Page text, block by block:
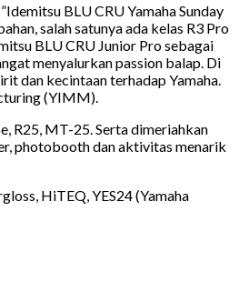
BLU CRU Yamaha Sunday
salah satunya ada kelas R3 Pro
BLU CRU Junior Pro sebagai
menyalurkan passion balap. Di
dan kecintaan terhadap Yamaha.
(YIMM).
R25, MT-25. Serta dimeriahkan
photobooth dan aktivitas menarik
HiTEQ, YES24 (Yamaha